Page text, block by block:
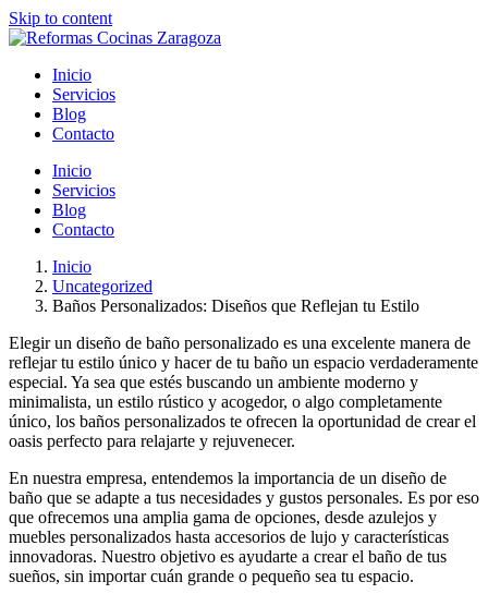
Skip to content
Inicio
Servicios
Blog
Contacto
Inicio
Servicios
Blog
Contacto
Inicio
Uncategorized
Baños Personalizados: Diseños que Reflejan tu Estilo
Elegir un diseño de baño personalizado es una excelente manera de
reflejar tu estilo único y hacer de tu baño un espacio verdaderamente
especial. Ya sea que estés buscando un ambiente moderno y
minimalista, un estilo rústico y acogedor, o algo completamente
único, los baños personalizados te ofrecen la oportunidad de crear el
oasis perfecto para relajarte y rejuvenecer.
En nuestra empresa, entendemos la importancia de un diseño de
baño que se adapte a tus necesidades y gustos personales. Es por eso
que ofrecemos una amplia gama de opciones, desde azulejos y
muebles personalizados hasta accesorios de lujo y características
innovadoras. Nuestro objetivo es ayudarte a crear el baño de tus
sueños, sin importar cuán grande o pequeño sea tu espacio.